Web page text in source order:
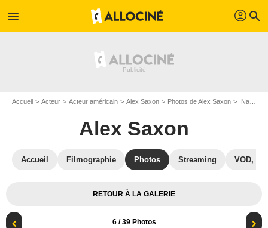
menu profil search
Accueil Acteur Acteur américain Alex Saxon Photos de Alex Saxon Nancy Drew : Photo Tunji Kasim, Leah Lewis, Alex Saxon, Maddison Jaizani
Alex Saxon
Accueil Filmographie Photos Streaming VOD,
RETOUR À LA GALERIE
6/ 39 Photos